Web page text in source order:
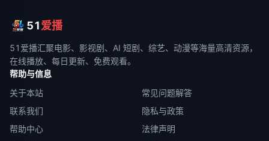
51爱播
51爱播汇聚电影、影视剧、AI 短剧、综艺、动漫等海量高清资源，
在线播放、每日更新、免费观看。
帮助与信息
关于本站
常见问题解答
联系我们
隐私与政策
帮助中心
法律声明